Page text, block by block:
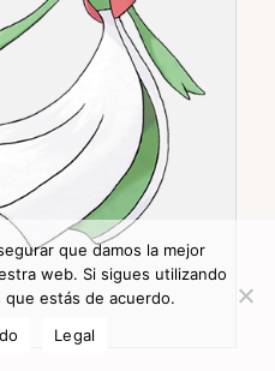
que damos la mejor
web. Si sigues utilizando
estás de acuerdo.
Legal